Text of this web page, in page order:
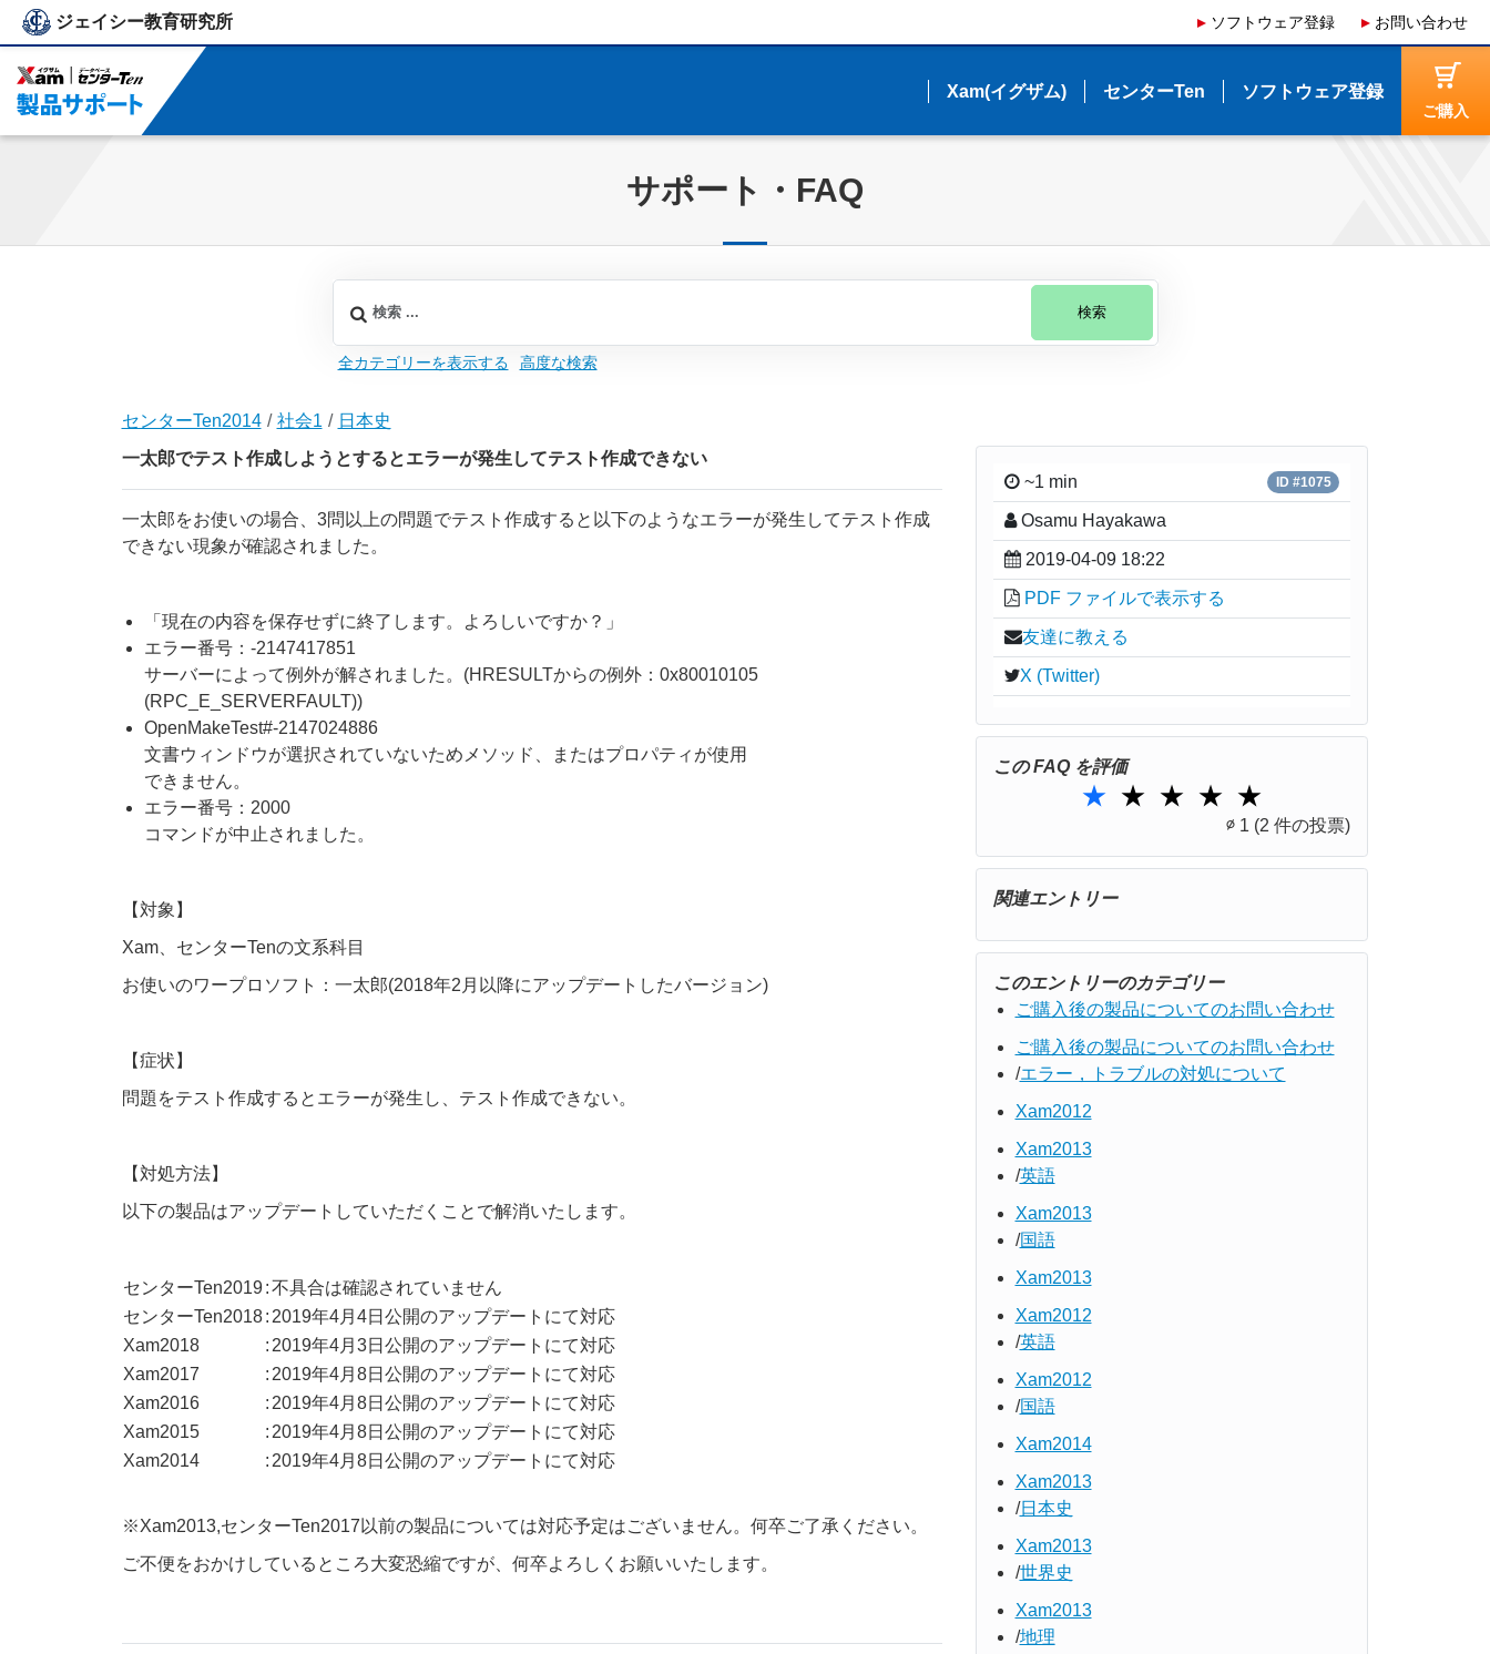
ジェイシー教育研究所 ソフトウェア登録 お問い合わせ
Xam(イグザム) センターTen ソフトウェア登録
ご購入
ジェイシー教育研究所 ソフトウェア登録 お問い合わせ
Xam(イグザム) センターTen ソフトウェア登録
ご購入
サポート・FAQ
検索
全カテゴリーを表示する 高度な検索
センターTen2014 社会1
日本史
一太郎でテスト作成しようとするとエラーが発生してテスト作成できない
一太郎をお使いの場合、3問以上の問題でテスト作成すると以下のようなエラーが発生してテスト作成
できない現象が確認されました。
「現在の内容を保存せずに終了します。よろしいですか？」
エラー番号：-2147417851
サーバーによって例外が解されました。(HRESULTからの例外：0x80010105
(RPC_E_SERVERFAULT))
OpenMakeTest#-2147024886
文書ウィンドウが選択されていないためメソッド、またはプロパティが使用
できません。
エラー番号：2000
コマンドが中止されました。
【対象】
Xam、センターTenの文系科目
お使いのワープロソフト：一太郎(2018年2月以降にアップデートしたバージョン)
【症状】
問題をテスト作成するとエラーが発生し、テスト作成できない。
【対処方法】
以下の製品はアップデートしていただくことで解消いたします。
センターTen2019 :不具合は確認されていません
センターTen2018 : 2019年4月4日公開のアップデートにて対応
Xam2018
: 2019年4月3日公開のアップデートにて対応
Xam2017
: 2019年4月8日公開のアップデートにて対応
Xam2016
: 2019年4月8日公開のアップデートにて対応
Xam2015
: 2019年4月8日公開のアップデートにて対応
Xam2014
: 2019年4月8日公開のアップデートにて対応
※Xam2013,センターTen2017以前の製品については対応予定はございません。何卒ご了承ください。
ご不便をおかけしているところ大変恐縮ですが、何卒よろしくお願いいたします。
~1 min ID #1075
Osamu Hayakawa
2019-04-09 18:22
PDF ファイルで表示する
友達に教える
X (Twitter)
この FAQ を評価
★1 Star
★2 Stars
★3 Stars
★ 4 Stars
★
∅ 1 (2 件の投票)
関連エントリー
このエントリーのカテゴリー
ご購入後の製品についてのお問い合わせ
ご購入後の製品についてのお問い合わせ
エラー，トラブルの対処について
Xam2012
Xam2013
英語
Xam2013
国語
Xam2013
Xam2012
英語
Xam2012
国語
Xam2014
Xam2013
日本史
Xam2013
世界史
Xam2013
地理